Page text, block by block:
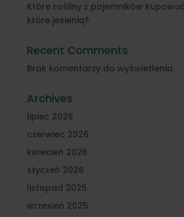
Które rośliny z pojemników
które jesienią?
Recent Comments
Brak komentarzy do wyświetlenia.
Archives
lipiec 2026
czerwiec 2026
kwiecień 2026
styczeń 2026
listopad 2025
wrzesień 2025